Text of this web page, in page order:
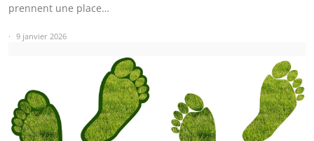
prennent une place…
9 janvier 2026